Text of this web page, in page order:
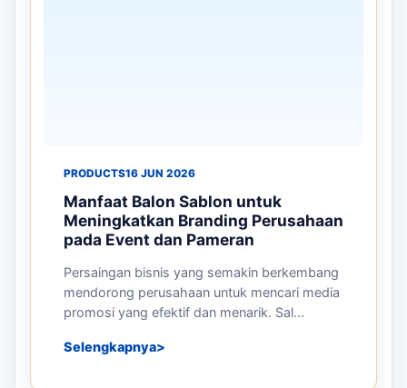
PRODUCTS16 JUN 2026
Manfaat Balon Sablon untuk
Meningkatkan Branding Perusahaan
pada Event dan Pameran
Persaingan bisnis yang semakin berkembang
mendorong perusahaan untuk mencari media
promosi yang efektif dan menarik. Sal...
Selengkapnya